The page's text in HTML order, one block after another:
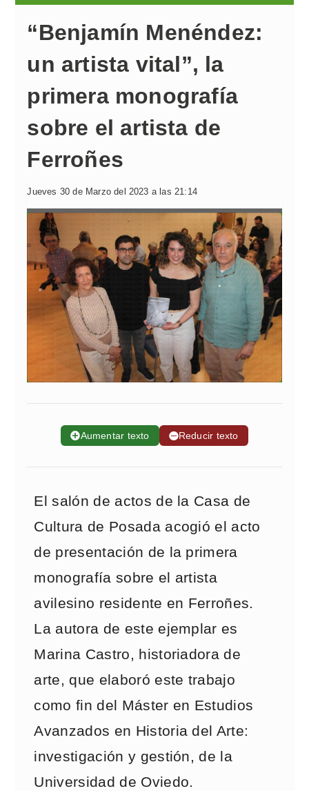
“Benjamín Menéndez:
un artista vital”, la
primera monografía
sobre el artista de
Ferroñes
Jueves 30 de Marzo del 2023 a las 21:14
➕Aumentar texto ➖Reducir texto
El salón de actos de la Casa de
Cultura de Posada acogió el acto
de presentación de la primera
monografía sobre el artista
avilesino residente en Ferroñes.
La autora de este ejemplar es
Marina Castro, historiadora de
arte, que elaboró este trabajo
como fin del Máster en Estudios
Avanzados en Historia del Arte:
investigación y gestión, de la
Universidad de Oviedo.